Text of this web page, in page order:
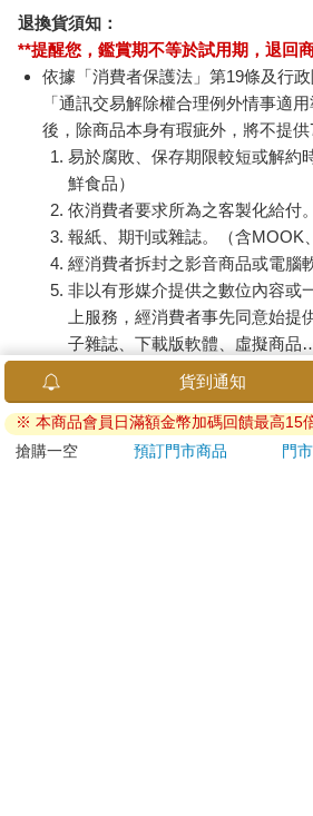
退換貨須知：
**提醒您，鑑賞期不等於試用期，退回
依據「消費者保護法」第19條及行
「通訊交易解除權合理例外情事適
後，除商品本身有瑕疵外，將不提供
易於腐敗、保存期限較短或解約
鮮食品）
依消費者要求所為之客製化給付
報紙、期刊或雜誌。（含MOOK
經消費者拆封之影音商品或電腦
非以有形媒介提供之數位內容或
上服務，經消費者事先同意始提
子雜誌、下載版軟體、虛擬商品…
已拆封之個人衛生用品。（如：
若非上列種類商品，均享有到貨7天
日）。
貨到通知
※ 本商品會員日滿額金幣加碼回饋最高15
搶購一空
預訂門市商品 門